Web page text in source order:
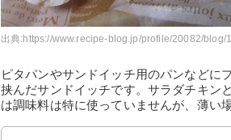
出典:https://www.recipe-blog.jp/profile/20082/blog/
ピタパンやサンドイッチ用のパンなどに
挟んだサンドイッチです。サラダチキン
は調味料は特に使っていませんが、薄い